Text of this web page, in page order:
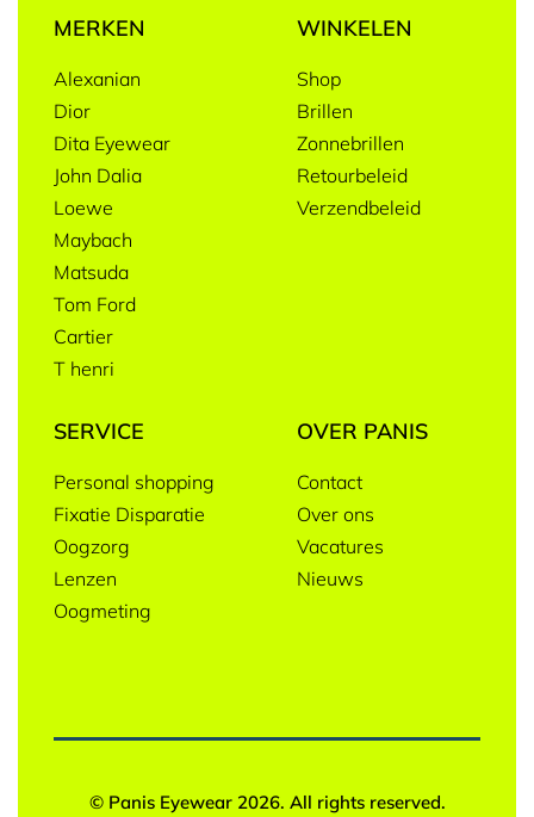
MERKEN
Alexanian
Dior
Dita Eyewear
John Dalia
Loewe
Maybach
Matsuda
Tom Ford
Cartier
T henri
WINKELEN
Shop
Brillen
Zonnebrillen
Retourbeleid
Verzendbeleid
SERVICE
Personal shopping
Fixatie Disparatie
Oogzorg
Lenzen
Oogmeting
OVER PANIS
Contact
Over ons
Vacatures
Nieuws
© Panis Eyewear 2026. All rights reserved.